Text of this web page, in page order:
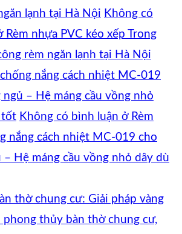
lạnh tại Hà Nội Không có
Rèm nhựa PVC kéo xếp Trong
rèm ngăn lạnh tại Hà Nội
nắng cách nhiệt MC-019
– Hệ máng cầu vồng nhỏ
tốt Không có bình luận ở Rèm
nắng cách nhiệt MC-019 cho
– Hệ máng cầu vồng nhỏ dây dù
thờ chung cư: Giải pháp vàng
phong thủy bàn thờ chung cư,